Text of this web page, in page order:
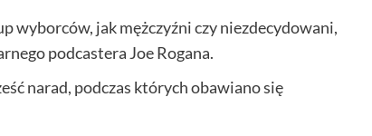
wyborców, jak mężczyźni czy niezdecydowani,
podcastera Joe Rogana.
narad, podczas których obawiano się